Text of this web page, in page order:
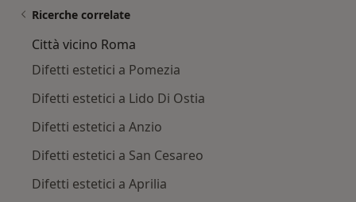
Ricerche correlate
Città vicino Roma
Difetti estetici a Pomezia
Difetti estetici a Lido Di Ostia
Difetti estetici a Anzio
Difetti estetici a San Cesareo
Difetti estetici a Aprilia